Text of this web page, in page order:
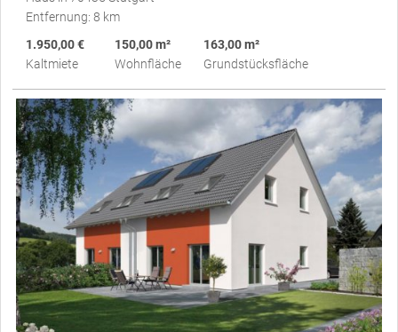
Entfernung: 8 km
1.950,00 €
Kaltmiete
150,00 m²
Wohnfläche
163,00 m²
Grundstücksfläche